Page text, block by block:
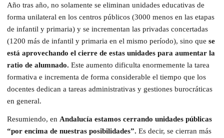
Año tras año, no solamente se eliminan unidades educativas de
forma unilateral en los centros públicos (3000 menos en las etapas
de infantil y primaria) y se incrementan las privadas concertadas
(1200 más de infantil y primaria en el mismo período), sino que se
está aprovechando el cierre de estas unidades para aumentar la
ratio de alumnado. Este aumento dificulta enormemente la tarea
formativa e incrementa de forma considerable el tiempo que los
docentes dedican a tareas administrativas y gestiones burocráticas
en general.
Resumiendo, en Andalucía estamos cerrando unidades públicas
“por encima de nuestras posibilidades”. Es decir, se cierran más